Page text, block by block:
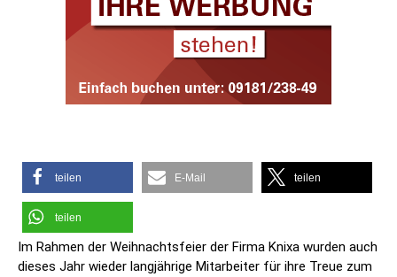
teilen E-Mail teilen
teilen
Im Rahmen der Weihnachtsfeier der Firma Knixa wurden auch
dieses Jahr wieder langjährige Mitarbeiter für ihre Treue zum